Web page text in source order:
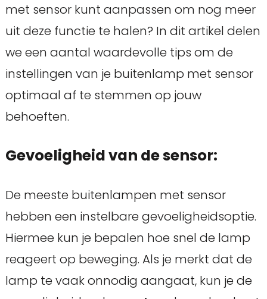
met sensor kunt aanpassen om nog meer
uit deze functie te halen? In dit artikel delen
we een aantal waardevolle tips om de
instellingen van je buitenlamp met sensor
optimaal af te stemmen op jouw
behoeften.
Gevoeligheid van de sensor:
De meeste buitenlampen met sensor
hebben een instelbare gevoeligheidsoptie.
Hiermee kun je bepalen hoe snel de lamp
reageert op beweging. Als je merkt dat de
lamp te vaak onnodig aangaat, kun je de